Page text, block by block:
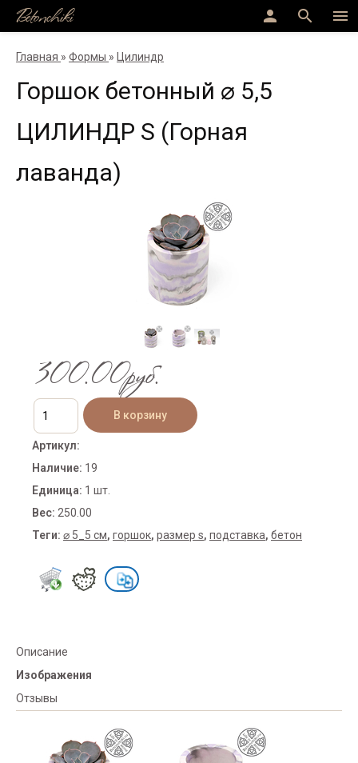
menu
search
person
Betonchiki
Главная » Формы » Цилиндр
Горшок бетонный ⌀ 5,5
ЦИЛИНДР S (Горная
лаванда)
300.00руб.
Артикул:
Наличие: 19
Единица: 1 шт.
Вес: 250.00
Теги: ⌀ 5_5 см, горшок, размер s, подставка, бетон
Описание
Изображения
Отзывы